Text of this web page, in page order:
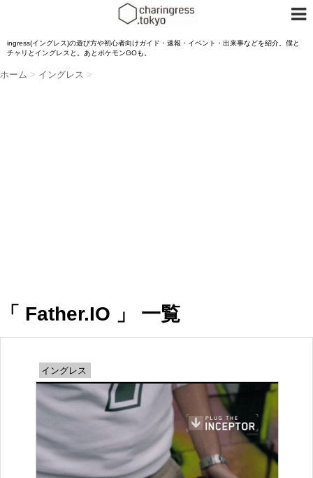
ingress(イングレス)の遊び方や初心者向けガイド・速報・イベント・出来事などを紹介。僕と
チャリとイングレスと。あとポケモンGOも。
ホーム > イングレス >
「 Father.IO 」 一覧
イングレス